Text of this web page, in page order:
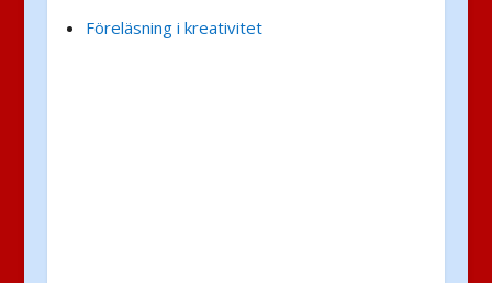
Föreläsning i kreativitet